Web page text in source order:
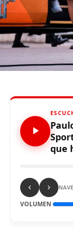
}(document,
Source link
RELATED TOPICS:
UP NEXT
#ENVIVO Con
que
VOLUMEN